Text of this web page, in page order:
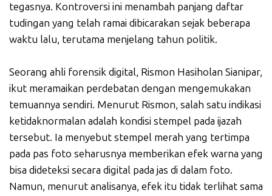
tegasnya. Kontroversi ini menambah panjang daftar
tudingan yang telah ramai dibicarakan sejak beberapa
waktu lalu, terutama menjelang tahun politik.
Seorang ahli forensik digital, Rismon Hasiholan Sianipar,
ikut meramaikan perdebatan dengan mengemukakan
temuannya sendiri. Menurut Rismon, salah satu indikasi
ketidaknormalan adalah kondisi stempel pada ijazah
tersebut. Ia menyebut stempel merah yang tertimpa
pada pas foto seharusnya memberikan efek warna yang
bisa dideteksi secara digital pada jas di dalam foto.
Namun, menurut analisanya, efek itu tidak terlihat sama